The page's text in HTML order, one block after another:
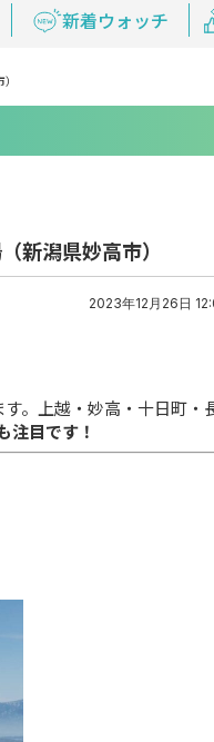
新着ウォッチ
天気 上越妙
逃し配信 プレ
新潟県妙高市）
2023年12月26日
。上越・妙高・十日町・
注目です！